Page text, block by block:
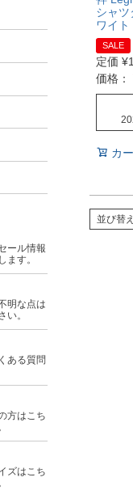
ール情報
ます。
明な点は
い。
ある質問
方はこち
ズはこち
シャツ
ワイ
SALE
定価 ¥
価格：
カ
並び替え